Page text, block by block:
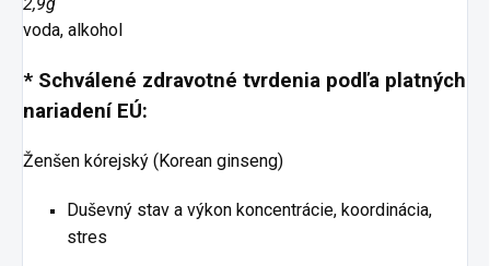
2,9g
voda, alkohol
* Schválené zdravotné tvrdenia podľa platných
nariadení EÚ:
Ženšen kórejský (Korean ginseng)
Duševný stav a výkon koncentrácie, koordinácia,
stres